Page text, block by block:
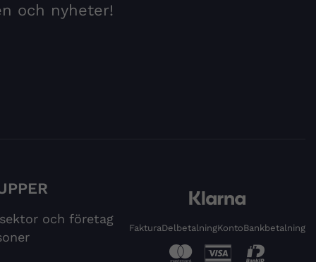
och nyheter!
och företag
FakturaDelbetalningKontoBankbetalning